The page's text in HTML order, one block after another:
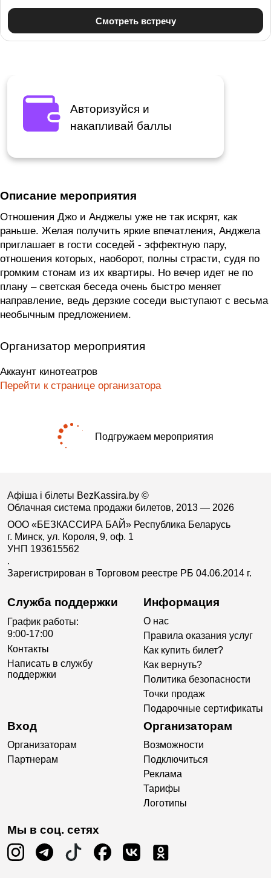
Авторизуйся и
накапливай баллы
Описание мероприятия
Отношения Джо и Анджелы уже не так искрят, как
раньше. Желая получить яркие впечатления, Анджела
приглашает в гости соседей - эффектную пару,
отношения которых, наоборот, полны страсти, судя по
громким стонам из их квартиры. Но вечер идет не по
плану – светская беседа очень быстро меняет
направление, ведь дерзкие соседи выступают с весьма
необычным предложением.
Организатор мероприятия
Аккаунт кинотеатров
Перейти к странице организатора
Подгружаем мероприятия
Афіша і білеты BezKassira.by ©
Облачная система продажи билетов, 2013 — 2026
ООО «БЕЗКАССИРА БАЙ» Республика Беларусь
г. Минск, ул. Короля, 9, оф. 1
УНП 193615562
.
Зарегистрирован в Торговом реестре РБ 04.06.2014 г.
Служба поддержки
График работы:
9:00-17:00
Контакты
Написать в службу
поддержки
Информация
О нас
Правила оказания услуг
Как купить билет?
Как вернуть?
Политика безопасности
Точки продаж
Подарочные сертификаты
Вход
Организаторам
Партнерам
Организаторам
Возможности
Подключиться
Реклама
Тарифы
Логотипы
Мы в соц. сетях